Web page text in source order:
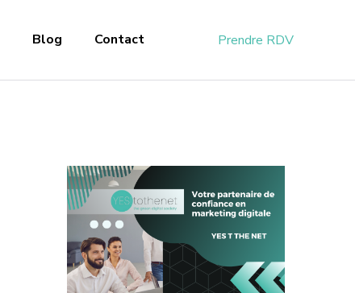
Blog Contact Prendre RDV